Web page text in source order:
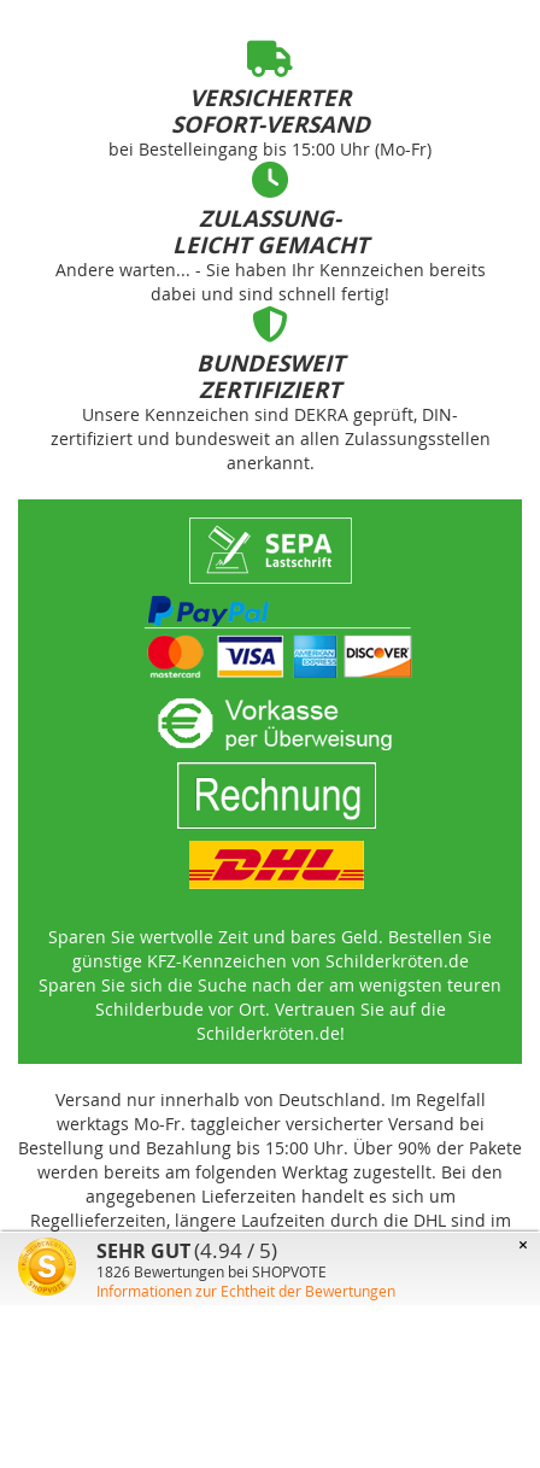
VERSICHERTER
SOFORT-VERSAND
bei Bestelleingang bis 15:00 Uhr (Mo-Fr)
ZULASSUNG-
LEICHT GEMACHT
Andere warten... - Sie haben Ihr Kennzeichen bereits
dabei und sind schnell fertig!
BUNDESWEIT
ZERTIFIZIERT
Unsere Kennzeichen sind DEKRA geprüft, DIN-
zertifiziert und bundesweit an allen Zulassungsstellen
anerkannt.
Sparen Sie wertvolle Zeit und bares Geld. Bestellen Sie
günstige KFZ-Kennzeichen von Schilderkröten.de
Sparen Sie sich die Suche nach der am wenigsten teuren
Schilderbude vor Ort. Vertrauen Sie auf die
Schilderkröten.de!
Versand nur innerhalb von Deutschland. Im Regelfall
werktags Mo-Fr. taggleicher versicherter Versand bei
Bestellung und Bezahlung bis 15:00 Uhr. Über 90% der Pakete
werden bereits am folgenden Werktag zugestellt. Bei den
angegebenen Lieferzeiten handelt es sich um
Regellieferzeiten, längere Laufzeiten durch die DHL sind im
Einzelfall möglich und können von uns nicht beeinflusst
werden.
×
SEHR GUT(4.94 / 5)
1826 Bewertungen bei SHOPVOTE
Informationen zur Echtheit der Bewertungen